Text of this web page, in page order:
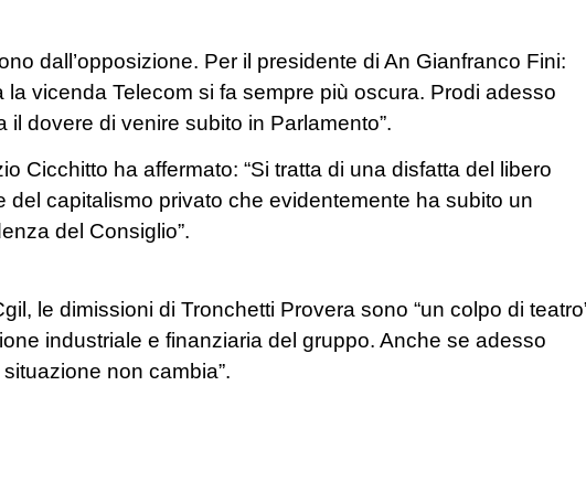
dall’opposizione. Per il presidente di An Gianfranco Fini:
la vicenda Telecom si fa sempre più oscura. Prodi adesso
dovere di venire subito in Parlamento”.
Cicchitto ha affermato: “Si tratta di una disfatta del libero
del capitalismo privato che evidentemente ha subito un
del Consiglio”.
le dimissioni di Tronchetti Provera sono “un colpo di
industriale e finanziaria del gruppo. Anche se adesso
non cambia”.